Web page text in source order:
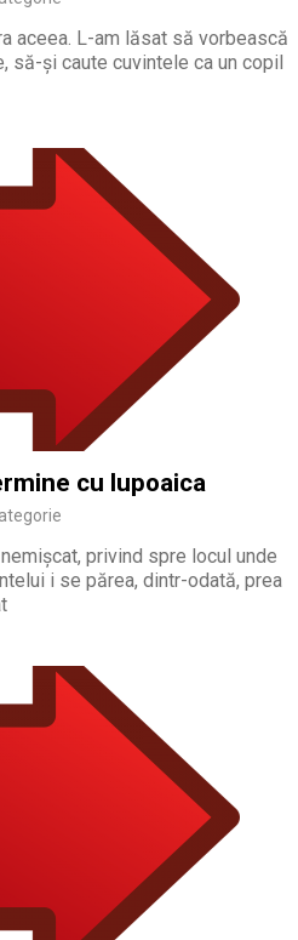
aceea. L-am lăsat să vorbească
să-și caute cuvintele ca un copil
cu lupoaica
privind spre locul unde
i se părea, dintr-odată, prea